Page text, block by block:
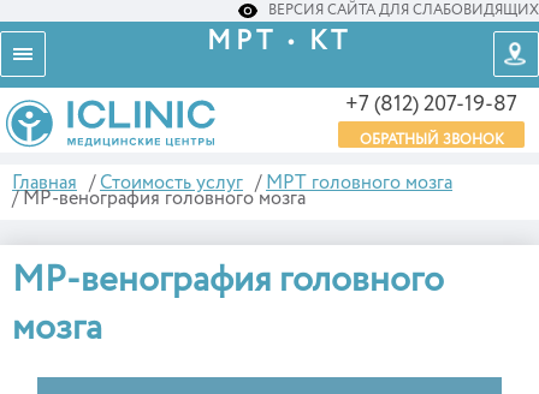
ВЕРСИЯ САЙТА ДЛЯ СЛАБОВИДЯЩИХ
МРТ • КТ
+7 (812) 207-19-87
ОБРАТНЫЙ ЗВОНОК
Главная / Стоимость услуг / МРТ головного мозга
/ МР-венография головного мозга
МР-венография головного
мозга